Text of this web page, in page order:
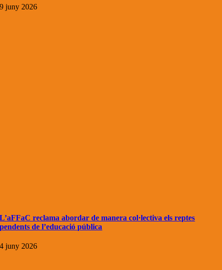
9 juny 2026
L’aFFaC reclama abordar de manera col·lectiva els reptes
pendents de l’educació pública
4 juny 2026